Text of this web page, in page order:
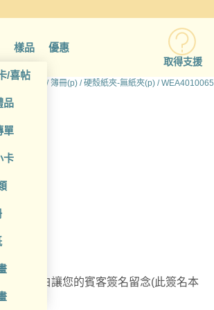
/喜帖
品
單
卡
樣品 優惠
取得支援
/所有產品 /簿冊(p) /硬殼紙夾-無紙夾(p) / WEA4010065
兩面空白讓您的賓客簽名留念(此簽名本